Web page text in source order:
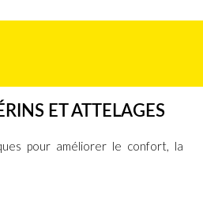
ET ATTELAGES
pour améliorer le confort, la